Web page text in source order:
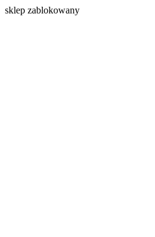
sklep zablokowany